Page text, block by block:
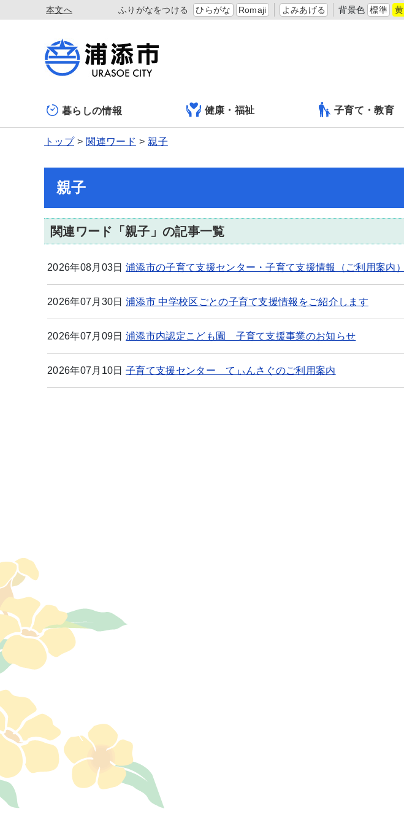
本文へ ふりがなをつける ひらがな Romaji よみあげる 背景色 標準 黄
暮らしの情報 健康・福祉 子育て・教育
トップ 関連ワード 親子
親子
関連ワード「親子」の記事一覧
2026年08月03日 浦添市の子育て支援センター・子育て支援情報（ご利用案内）
2026年07月30日 浦添市 中学校区ごとの子育て支援情報をご紹介します
2026年07月09日 浦添市内認定こども園 子育て支援事業のお知らせ
2026年07月10日 子育て支援センター てぃんさぐのご利用案内